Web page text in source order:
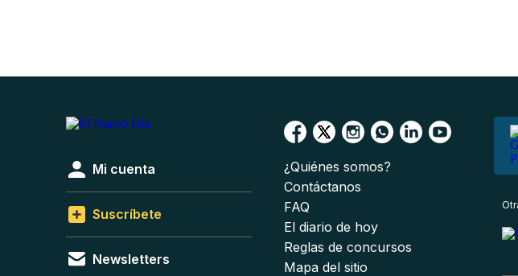
Mi cuenta
Suscríbete
Newsletters
¿Quiénes somos?
Contáctanos
FAQ
El diario de hoy
Reglas de concursos
Mapa del sitio